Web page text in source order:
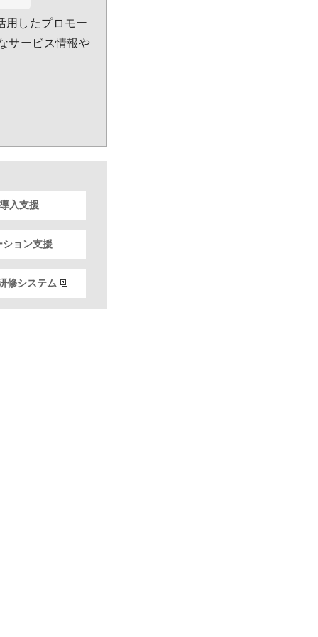
用したプロモー
サービス情報や
入支援
ション支援
修システム